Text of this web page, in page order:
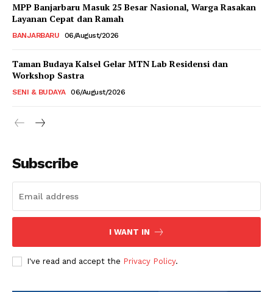
MPP Banjarbaru Masuk 25 Besar Nasional, Warga Rasakan
Layanan Cepat dan Ramah
BANJARBARU 06/August/2026
Taman Budaya Kalsel Gelar MTN Lab Residensi dan
Workshop Sastra
SENI & BUDAYA 06/August/2026
Subscribe
I WANT IN
I've read and accept the Privacy Policy.